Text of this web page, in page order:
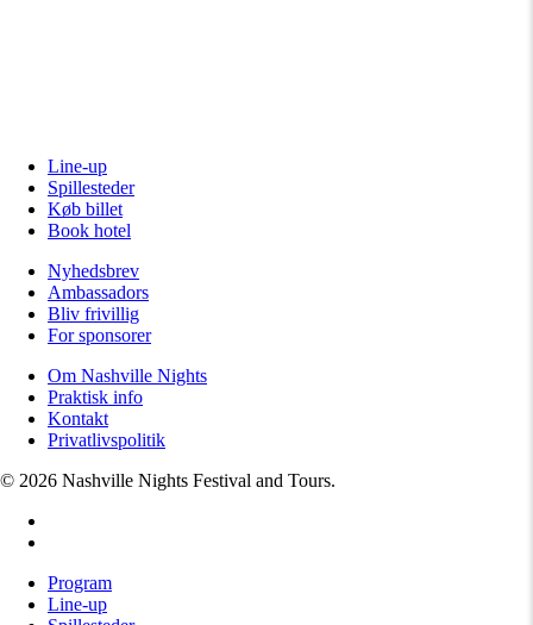
Line-up
Spillesteder
Køb billet
Book hotel
Nyhedsbrev
Ambassadors
Bliv frivillig
For sponsorer
Om Nashville Nights
Praktisk info
Kontakt
Privatlivspolitik
© 2026 Nashville Nights Festival and Tours.
Close
Menu
Program
Line-up